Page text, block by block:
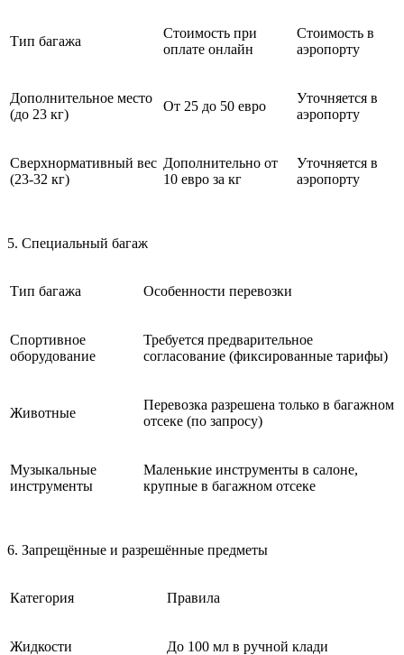
Тип багажа
Стоимость при
оплате онлайн
Стоимость в
аэропорту
Дополнительное место
(до 23 кг)
От 25 до 50 евро
Уточняется в
аэропорту
Сверхнормативный вес
(23-32 кг)
Дополнительно от
10 евро за кг
Уточняется в
аэропорту
5. Специальный багаж
Тип багажа Особенности перевозки
Спортивное
оборудование
Требуется предварительное
согласование (фиксированные тарифы)
Животные
Перевозка разрешена только в багажном
отсеке (по запросу)
Музыкальные
инструменты
Маленькие инструменты в салоне,
крупные в багажном отсеке
6. Запрещённые и разрешённые предметы
Категория Правила
Жидкости До 100 мл в ручной клади